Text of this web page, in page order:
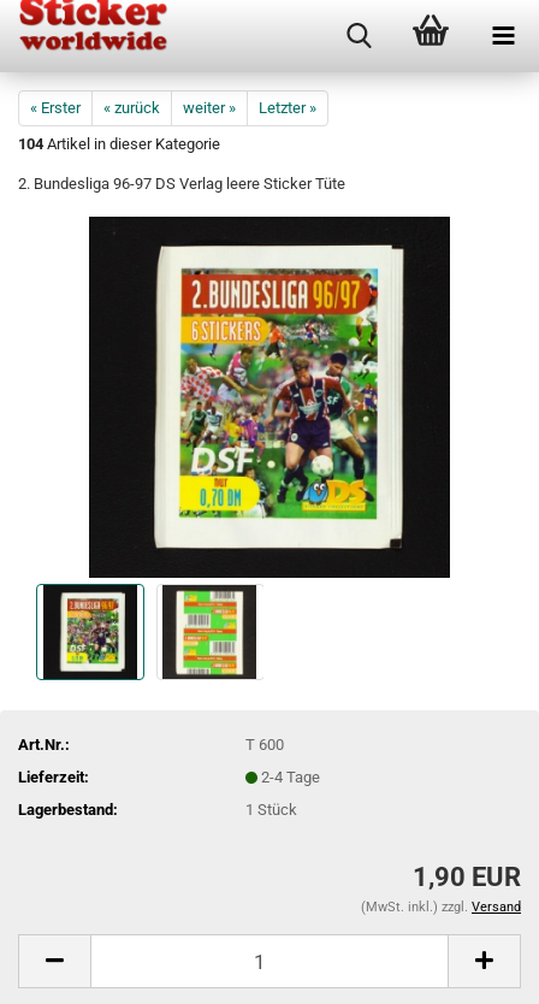
« Erster « zurück weiter »
Letzter »
104Artikel in dieser Kategorie
2. Bundesliga 96-97 DS Verlag leere Sticker Tüte
Art.Nr.:
T 600
Lieferzeit:
2-4 Tage
Lagerbestand:
1Stück
1,90 EUR
(MwSt. inkl.) zzgl. Versand